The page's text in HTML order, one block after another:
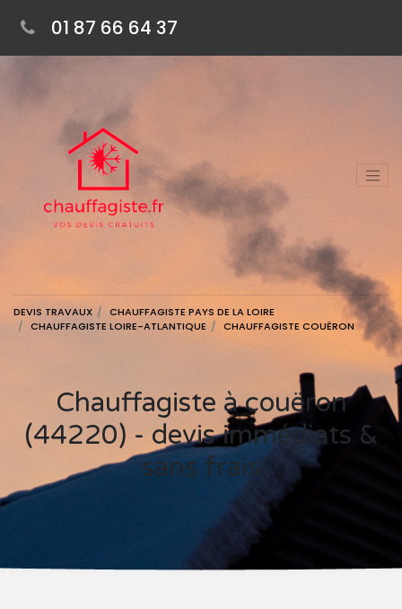
01 87 66 64 37
DEVIS TRAVAUX
CHAUFFAGISTE PAYS DE LA LOIRE
CHAUFFAGISTE LOIRE-ATLANTIQUE
CHAUFFAGISTE COUËRON
Chauffagiste à couëron
(44220) - devis immédiats &
sans frais